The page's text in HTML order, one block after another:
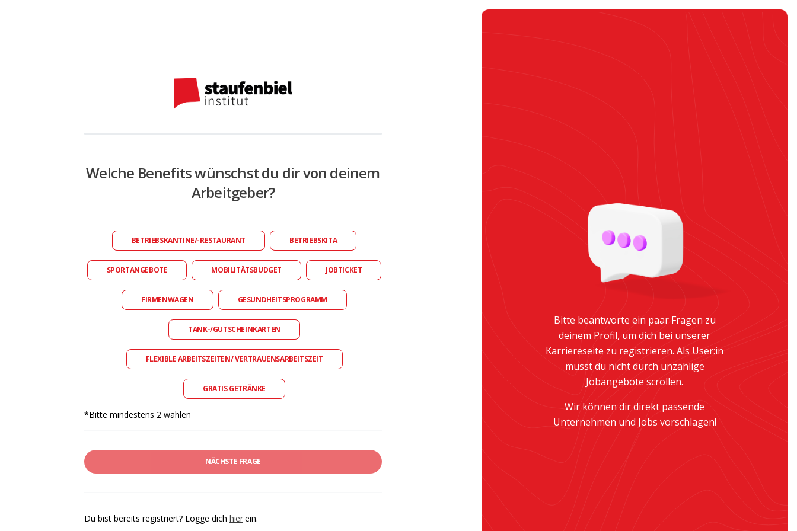
Welche Benefits wünschst du dir von deinem
Arbeitgeber?
BETRIEBSKANTINE/-RESTAURANT BETRIEBSKITA
SPORTANGEBOTE MOBILITÄTSBUDGET JOBTICKET
FIRMENWAGEN GESUNDHEITSPROGRAMM
TANK-/GUTSCHEINKARTEN
FLEXIBLE ARBEITSZEITEN/ VERTRAUENSARBEITSZEIT
GRATIS GETRÄNKE
*Bitte mindestens 2 wählen
NÄCHSTE FRAGE
Du bist bereits registriert? Logge dich hierein.
Bitte beantworte ein paar Fragen zu
deinem Profil, um dich bei unserer
Karriereseite zu registrieren. Als User:in
musst du nicht durch unzählige
Jobangebote scrollen.
Wir können dir direkt passende
Unternehmen und Jobs vorschlagen!